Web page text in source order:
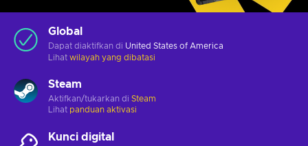
Global
Dapat diaktifkan di United States of America
Lihat wilayah yang dibatasi
Steam
Aktifkan/tukarkan di Steam
Lihat panduan aktivasi
Kunci digital